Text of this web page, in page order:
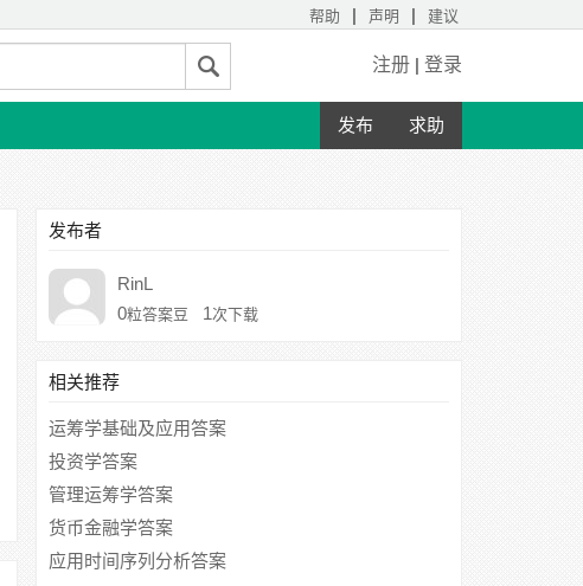
帮助 | 声明 | 建议
注册 | 登录
发布 求助
发布者
RinL
0粒答案豆 1次下载
相关推荐
运筹学基础及应用答案
投资学答案
管理运筹学答案
货币金融学答案
应用时间序列分析答案